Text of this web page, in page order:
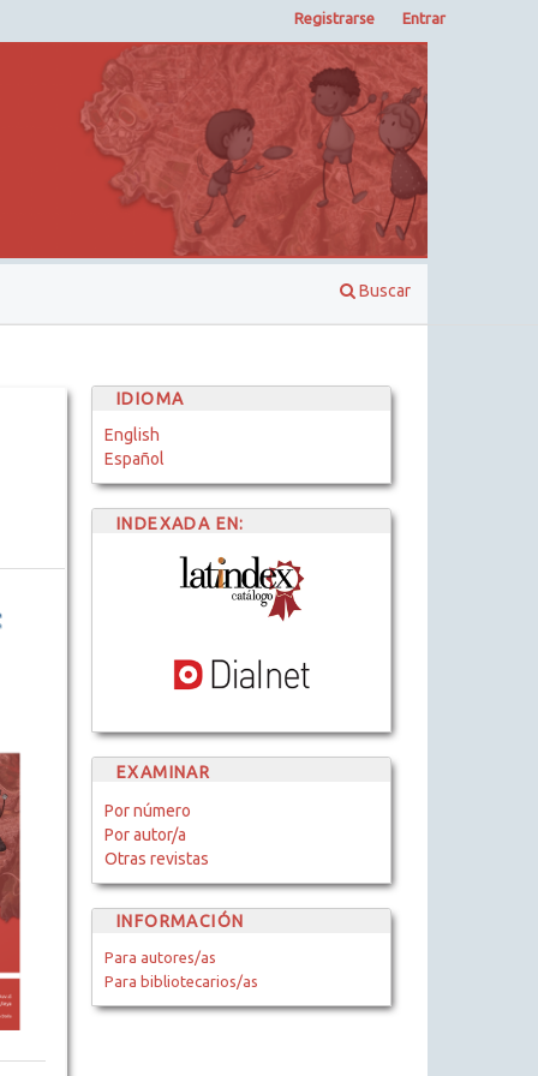
Buscar
Registrarse Entrar
IDIOMA
English
Español
INDEXADA EN:
EXAMINAR
Por número
Por autor/a
Otras revistas
INFORMACIÓN
Para autores/as
Para bibliotecarios/as